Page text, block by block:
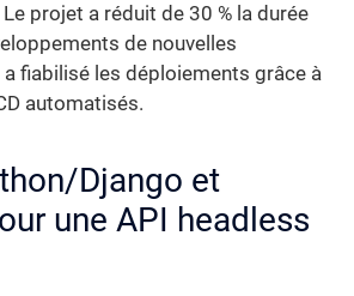
projet a réduit de 30 % la durée
de nouvelles
fiabilisé les déploiements grâce à
automatisés.
Django et
une API headless